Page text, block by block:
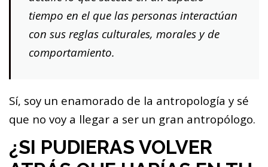
tiempo en el que las personas interactúan
con sus reglas culturales, morales y de
comportamiento.
Sí, soy un enamorado de la antropología y sé
que no voy a llegar a ser un gran antropólogo.
¿SI PUDIERAS VOLVER